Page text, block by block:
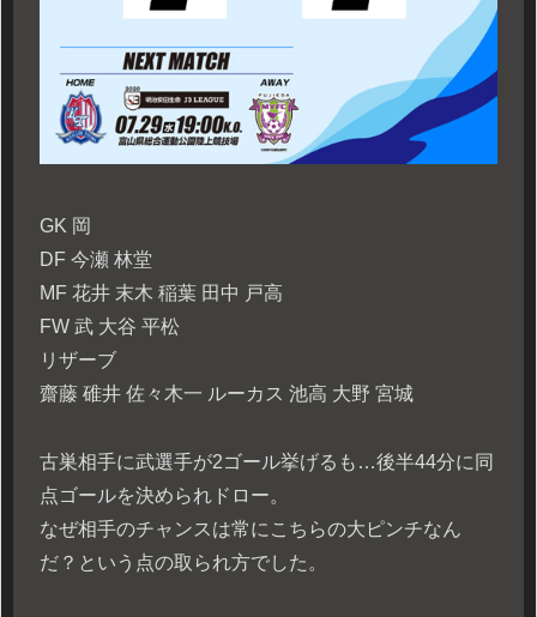
GK 岡
DF 今瀬 林堂
MF 花井 末木 稲葉 田中 戸高
FW 武 大谷 平松
リザーブ
齋藤 碓井 佐々木一 ルーカス 池高 大野 宮城
古巣相手に武選手が2ゴール挙げるも…後半44分に同
点ゴールを決められドロー。
なぜ相手のチャンスは常にこちらの大ピンチなん
だ？という点の取られ方でした。